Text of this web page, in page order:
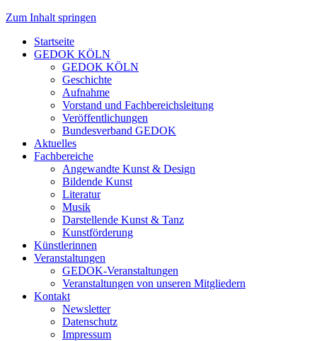
Zum Inhalt springen
Startseite
GEDOK KÖLN
GEDOK KÖLN
Geschichte
Aufnahme
Vorstand und Fachbereichsleitung
Veröffentlichungen
Bundesverband GEDOK
Aktuelles
Fachbereiche
Angewandte Kunst & Design
Bildende Kunst
Literatur
Musik
Darstellende Kunst & Tanz
Kunstförderung
Künstlerinnen
Veranstaltungen
GEDOK-Veranstaltungen
Veranstaltungen von unseren Mitgliedern
Kontakt
Newsletter
Datenschutz
Impressum